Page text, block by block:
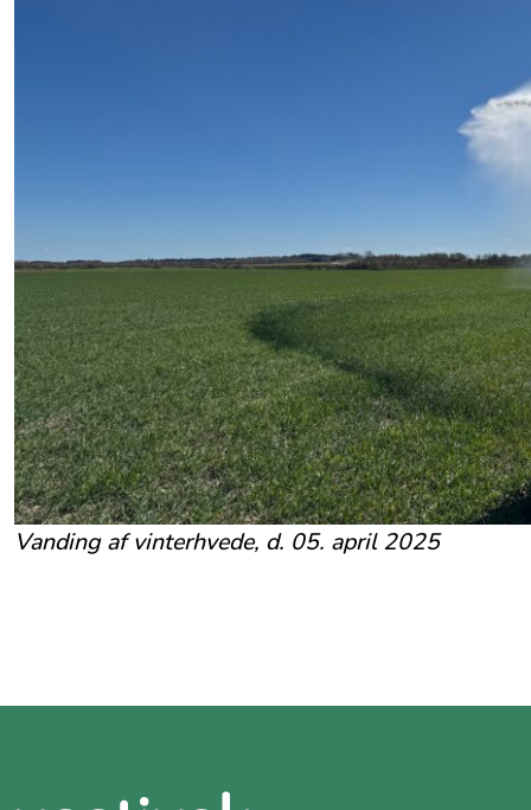
Vanding af vinterhvede, d. 05. april 2025